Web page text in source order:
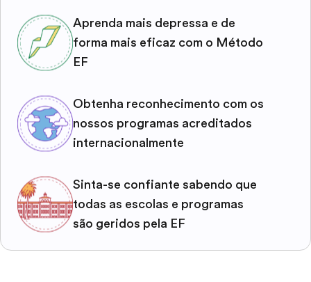
Aprenda mais depressa e de
forma mais eficaz com o Método
EF
Obtenha reconhecimento com os
nossos programas acreditados
internacionalmente
Sinta-se confiante sabendo que
todas as escolas e programas
são geridos pela EF